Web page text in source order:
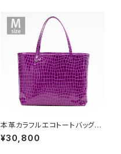
本革カラフルエコトートバッグ
【ピッグスキン】キャンディピンク
Mサイズ
¥30,800